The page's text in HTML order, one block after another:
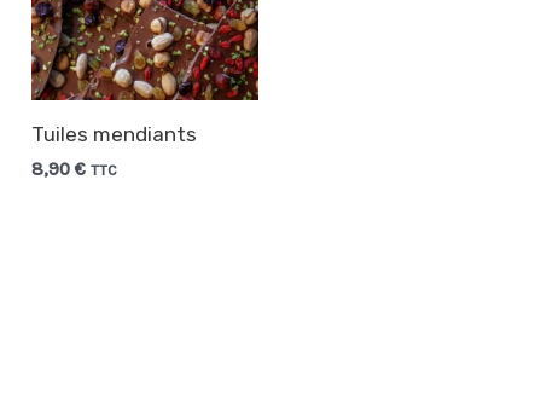
Tuiles mendiants
8,90€ TTC